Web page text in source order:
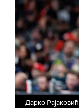
Дарко Рајаковић